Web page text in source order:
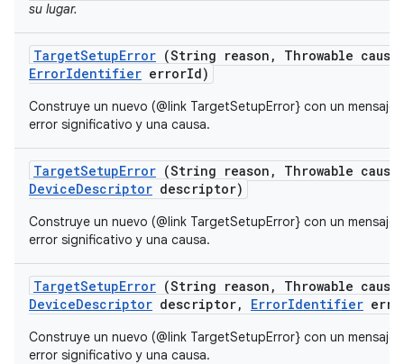
su lugar.
TargetSetupError (String reason , Throwable cause
ErrorIdentifier errorId)
Construye un nuevo (@link TargetSetupError} con un mensaje
error significativo y una causa.
TargetSetupError (String reason , Throwable cause
DeviceDescriptor descriptor)
Construye un nuevo (@link TargetSetupError} con un mensaje
error significativo y una causa.
TargetSetupError (String reason , Throwable cause
DeviceDescriptor descriptor, ErrorIdentifier
Construye un nuevo (@link TargetSetupError} con un mensaje
error significativo y una causa.